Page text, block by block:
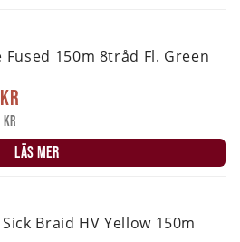
Fused 150m 8tråd Fl. Green
kr
LÄS MER
Braid HV Yellow 150m